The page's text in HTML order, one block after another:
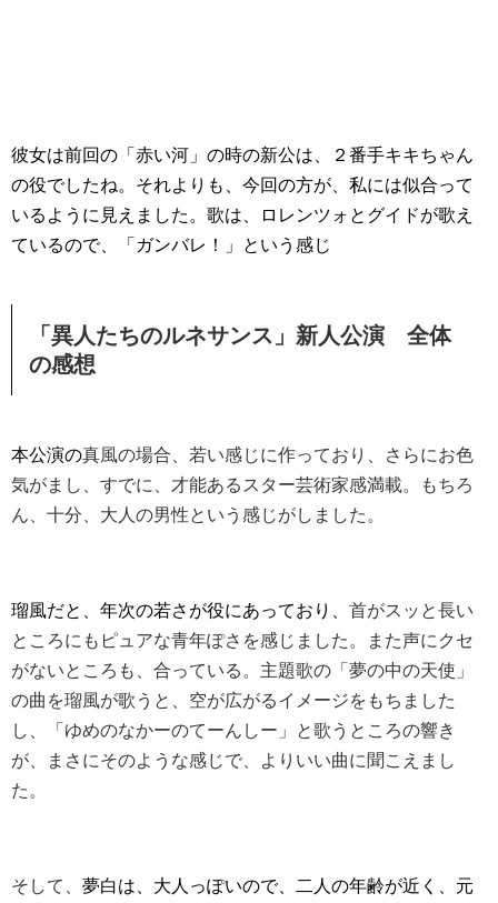
彼女は前回の「赤い河」の時の新公は、２番手キキちゃん
の役でしたね。それよりも、今回の方が、私には似合って
いるように見えました。歌は、ロレンツォとグイドが歌え
ているので、「ガンバレ！」という感じ
「異人たちのルネサンス」新人公演 全体
の感想
本公演の真風の場合、若い感じに作っており、さらにお色
気がまし、すでに、才能あるスター芸術家感満載。もちろ
ん、十分、大人の男性という感じがしました。
瑠風だと、年次の若さが役にあっており、 首がスッと長い
ところにもピュアな青年ぽさを感じました。また声にクセ
がないところも、合っている。 主題歌の「夢の中の天使」
の曲を瑠風が歌うと、空が広がるイメージをもちました
し、「ゆめのなかーのてーんしー」と歌うところの響き
が、まさにそのような感じで、よりいい曲に聞こえまし
た。
そして、 夢白は、大人っぽいので、二人の年齢が近く、元